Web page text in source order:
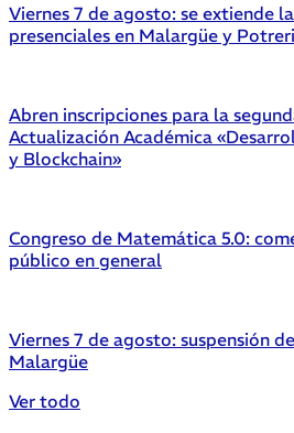
Viernes 7 de agosto: se extiende
presenciales en Malargüe y
Abren inscripciones para la
Actualización Académica
y Blockchain»
Congreso de Matemática 5.0:
público en general
Viernes 7 de agosto: suspensión
Malargüe
Ver todo